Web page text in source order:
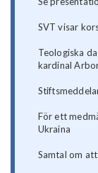
SVT visar
Teologiska
kardinal
För ett
Ukraina
Samtal om